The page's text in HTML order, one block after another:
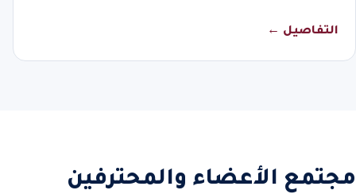
التفاصيل ←
مجتمع الأعضاء والمحترفين